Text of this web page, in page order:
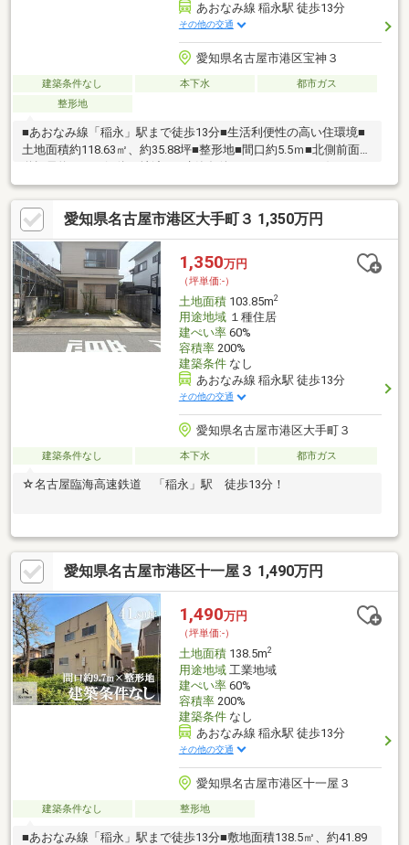
あおなみ線 稲永駅 徒歩13分
その他の交通
愛知県名古屋市港区宝神３
建築条件なし 本下水
都市ガス
整形地
■あおなみ線「稲永」駅まで徒歩13分■生活利便性の高い住環境■
土地面積約118.63㎡、約35.88坪■整形地■間口約5.5ｍ■北側前面公
ウスメーカーで建築可能です！～周辺環境～◇港西小学校 徒歩
9分◇宝神中学校 徒歩10分◆V・drug宝神店 徒歩6分◆ナフコ
不二屋宝神店 徒歩7分詳細についてはお気軽にお問合せください
ませ！
愛知県名古屋市港区大手町３ 1,350万円
1,350万円
（坪単価:-）
土地面積103.85m2
用途地域１種住居
建ぺい率60%
容積率200%
建築条件なし
あおなみ線 稲永駅 徒歩13分
その他の交通
愛知県名古屋市港区大手町３
建築条件なし 本下水 都市ガス
☆名古屋臨海高速鉄道 「稲永」駅 徒歩13分！
愛知県名古屋市港区十一屋３ 1,490万円
1,490万円
（坪単価:-）
土地面積138.5m2
用途地域工業地域
建ぺい率60%
容積率200%
建築条件なし
あおなみ線 稲永駅 徒歩13分
その他の交通
愛知県名古屋市港区十一屋３
建築条件なし 整形地
■あおなみ線「稲永」駅まで徒歩13分■敷地面積138.5㎡、約41.89